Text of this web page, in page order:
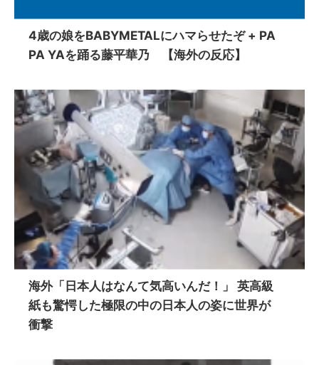
4歳の娘をBABYMETALにハマらせたぞ + PA
PA YAを踊る藤平華乃 【海外の反応】
海外「日本人はなんて気高いんだ！」 英高級
紙も驚愕した極限の中の日本人の姿に世界が
衝撃